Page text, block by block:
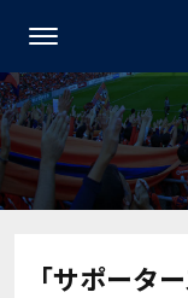
「サポータ